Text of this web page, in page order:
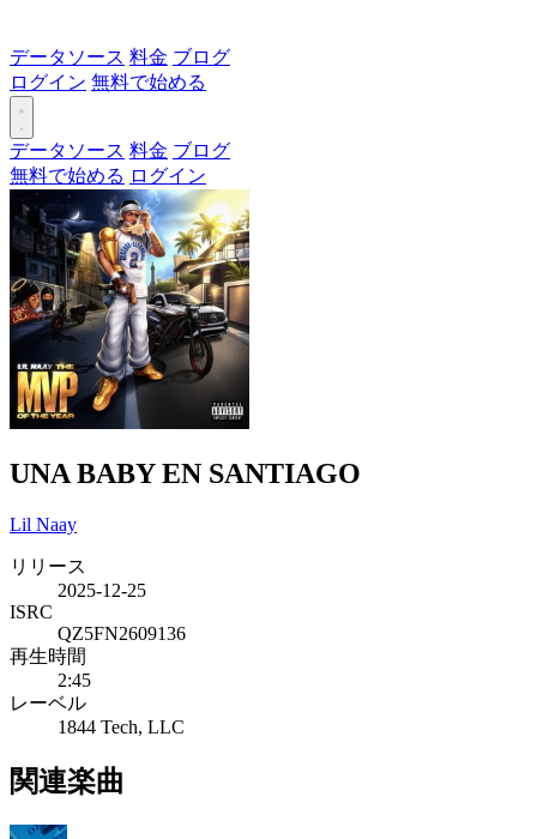
データソース 料金 ブログ
ログイン 無料で始める
データソース 料金 ブログ
無料で始める ログイン
UNA BABY EN SANTIAGO
Lil Naay
リリース
2025-12-25
ISRC
QZ5FN2609136
再生時間
2:45
レーベル
1844 Tech, LLC
関連楽曲